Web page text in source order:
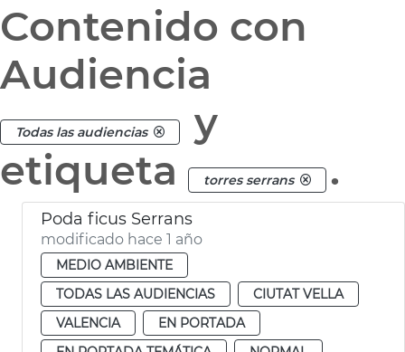
Contenido con
Audiencia
Todas las audiencias
y
etiqueta
torres serrans .
Poda ficus Serrans
modificado hace 1 año
MEDIO AMBIENTE
TODAS LAS AUDIENCIAS
CIUTAT VELLA
VALENCIA
EN PORTADA